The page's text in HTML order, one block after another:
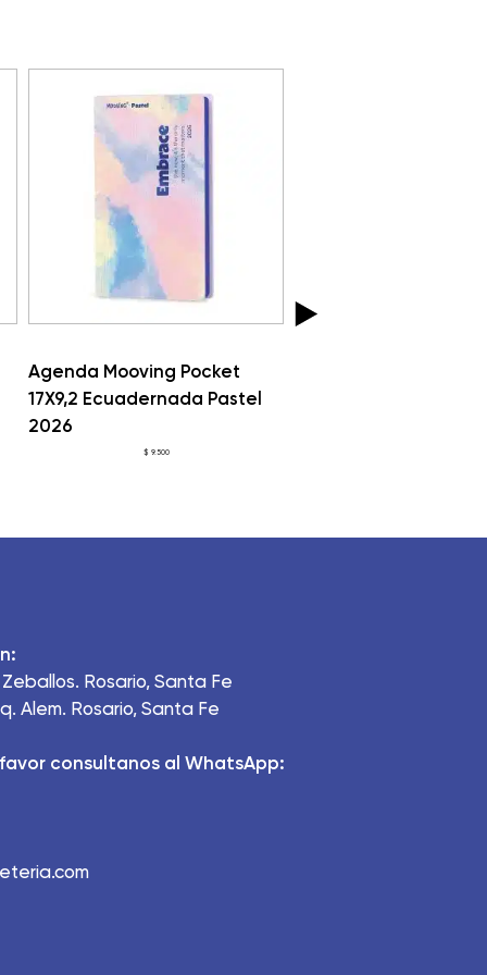
Agenda Mooving Pocket
17X9,2 Espiralada Pastel 2026
Rosario, Santa Fe
Alem. Rosario, Santa Fe
consultanos al WhatsApp: